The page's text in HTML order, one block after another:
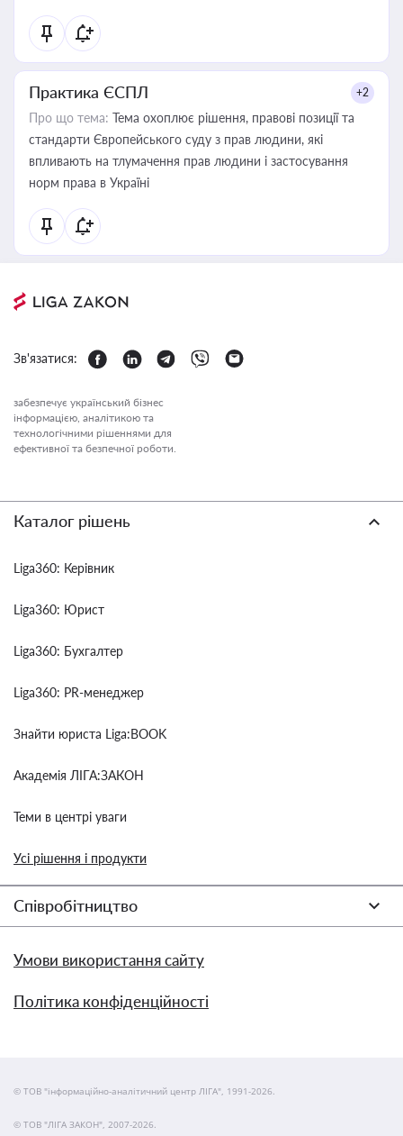
Практика ЄСПЛ +2
Про що тема: Тема охоплює рішення, правові позиції та
стандарти Європейського суду з прав людини, які
впливають на тлумачення прав людини і застосування
норм права в Україні
Зв'язатися:
забезпечує український бізнес
інформацією, аналітикою та
технологічними рішеннями для
ефективної та безпечної роботи.
Каталог рішень
Liga360: Керівник
Liga360: Юрист
Liga360: Бухгалтер
Liga360: PR-менеджер
Знайти юриста Liga:BOOK
Академія ЛІГА:ЗАКОН
Теми в центрі уваги
Усі рішення і продукти
Співробітництво
Умови використання сайту
Політика конфіденційності
© ТОВ "інформаційно-аналітичний центр ЛІГА", 1991-2026.
© ТОВ "ЛІГА ЗАКОН", 2007-2026.